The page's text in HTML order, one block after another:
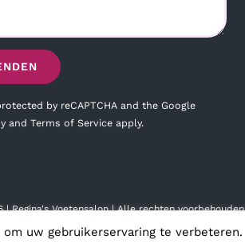
by reCAPTCHA and the Google
and Terms of Service apply.
| Regina's Voetensalon | Alle rechten voorbehouden
uw gebruikerservaring te verbeteren.